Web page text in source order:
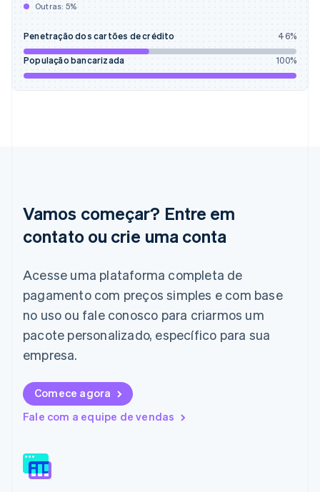
Outras: 5%
Penetração dos cartões de crédito 46%
População bancarizada 100%
Vamos começar? Entre em
contato ou crie uma conta
Acesse uma plataforma completa de
pagamento com preços simples e com base
no uso ou fale conosco para criarmos um
pacote personalizado, específico para sua
empresa.
Comece agora
Fale com a equipe de vendas
Finlândia
EnglishSvenska
França
Irlanda
English
Japão
日本語English
English
Liechtenstein
Lituânia
Luxemburgo
FrançaisDeutschEnglish
Malásia
English
México